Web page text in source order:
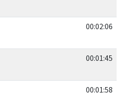
00:02:06
00:01:45
00:01:58